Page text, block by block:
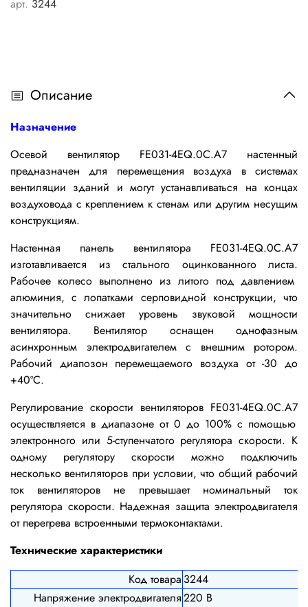
арт. 3244
Описание
Назначение
Осевой вентилятор FE031-4EQ.0C.A7 настенный
предназначен для перемещения воздуха в системах
вентиляции зданий и могут устанавливаться на концах
воздуховода с креплением к стенам или другим несущим
конструкциям.
Настенная панель вентилятора FE031-4EQ.0C.A7
изготавливается из стального оцинкованноголиста.
Рабочее колесо выполнено из литого под давлением
алюминия, с лопатками серповидной конструкции, что
значительно снижает уровень звуковой мощности
вентилятора. Вентилятор оснащен однофазным
асинхронным электродвигателем с внешним ротором.
Рабочий диапозон перемещаемого воздуха от -30 до
+40ºС.
Регулирование скорости вентиляторов FE031-4EQ.0C.A7
осуществляется в диапазоне от 0 до 100% с помощью
электронного или 5-ступенчатого регулятора скорости. К
одному регулятору скорости можно подключить
несколько вентиляторов при условии, что общий рабочий
ток вентиляторов не превышает номинальный ток
регулятора скорости. Надежная защита электродвигателя
от перегрева встроенными термоконтактами.
Технические характеристики
Код товара 3244
Напряжение электродвигателя220 В